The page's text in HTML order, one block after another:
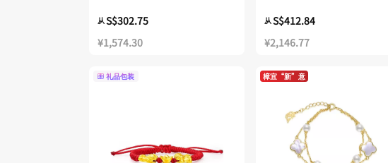
从S$302.75
¥1,574.30
从S$412.84
¥2,146.77
礼品包装 樟宜“新”意